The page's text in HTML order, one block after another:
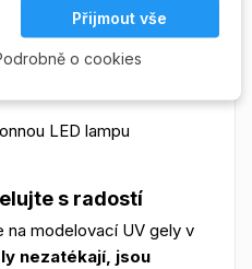
promíchávat
LED lampu
s radostí
na modelovací UV gely v
nezatékají, jsou
Přijmout vše
o cookies